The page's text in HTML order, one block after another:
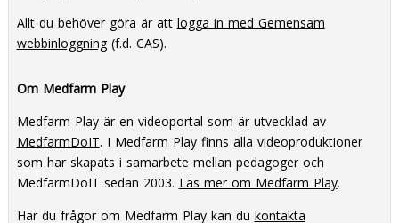
Allt du behöver göra är att logga in med Gemensam
webbinloggning(f.d. CAS).
Om Medfarm Play
Medfarm Play är en videoportal som är utvecklad av
MedfarmDoIT. I Medfarm Play finns alla videoproduktioner
som har skapats i samarbete mellan pedagoger och
MedfarmDoIT sedan 2003. Läs mer om Medfarm Play.
Har du frågor om Medfarm Play kan du kontakta